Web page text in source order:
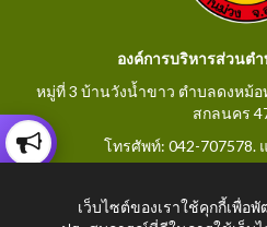
องค์การบริหารส่วนต
หมู่ที่ 3 บ้านวังน้ำขาว ตำบลดงหม้อ
สกลนคร
โทรศัพท์: 042-707578.
เว็บไซต์ของเราใช้คุกกี้เพื่